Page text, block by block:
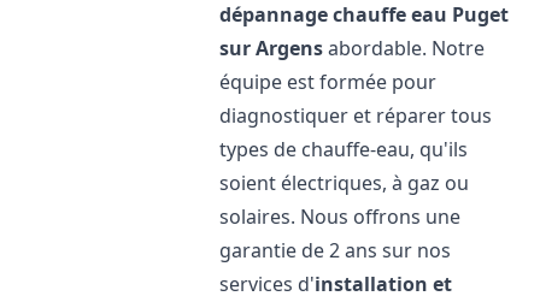
dépannage chauffe eau Puget
sur Argensabordable. Notre
équipe est formée pour
diagnostiquer et réparer tous
types de chauffe-eau, qu'ils
soient électriques, à gaz ou
solaires. Nous offrons une
garantie de 2 ans sur nos
services d'installation et